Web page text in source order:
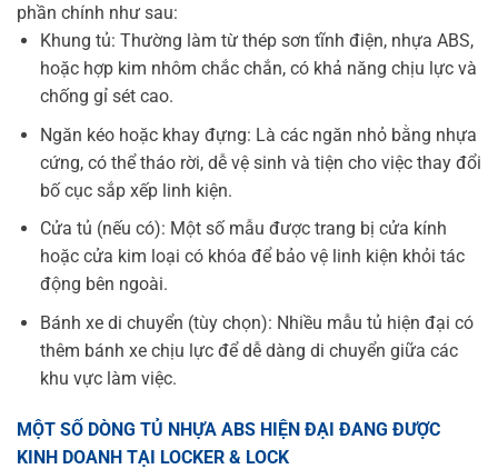
phần chính như sau:
Khung tủ: Thường làm từ thép sơn tĩnh điện, nhựa ABS,
hoặc hợp kim nhôm chắc chắn, có khả năng chịu lực và
chống gỉ sét cao.
Ngăn kéo hoặc khay đựng: Là các ngăn nhỏ bằng nhựa
cứng, có thể tháo rời, dễ vệ sinh và tiện cho việc thay đổi
bố cục sắp xếp linh kiện.
Cửa tủ (nếu có): Một số mẫu được trang bị cửa kính
hoặc cửa kim loại có khóa để bảo vệ linh kiện khỏi tác
động bên ngoài.
Bánh xe di chuyển (tùy chọn): Nhiều mẫu tủ hiện đại có
thêm bánh xe chịu lực để dễ dàng di chuyển giữa các
khu vực làm việc.
MỘT SỐ DÒNG TỦ NHỰA ABS HIỆN ĐẠI ĐANG ĐƯỢC
KINH DOANH TẠI LOCKER & LOCK